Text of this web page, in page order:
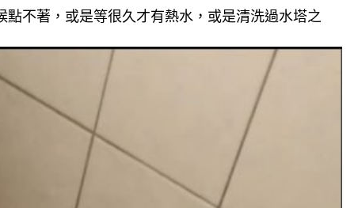
不著，或是等很久才有熱水，或是清洗過水塔之